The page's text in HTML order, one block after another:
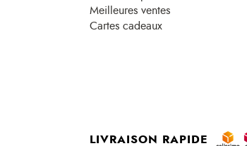
Meilleures ventes
Cartes cadeaux
LIVRAISON RAPIDE